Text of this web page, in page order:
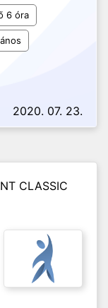
6 óra
2020. 07. 23.
CLASSIC